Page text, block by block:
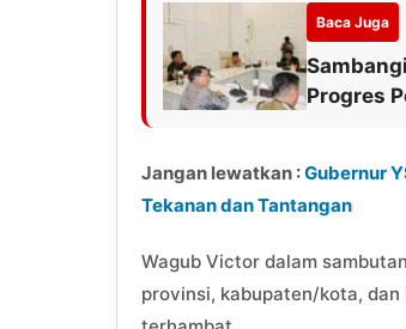
Baca Juga
Progres
Jangan lewatkan :Gubernur
Tekanan dan Tantangan
Wagub Victor dalam
provinsi, kabupaten/kota,